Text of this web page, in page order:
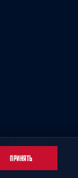
ПРИНЯТЬ